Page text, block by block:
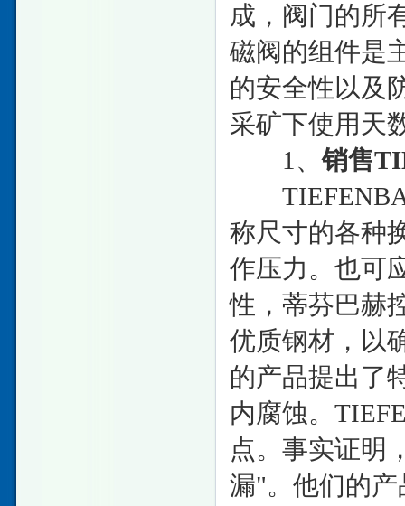
成，阀门的所
磁阀的组件是
的安全性以及
采矿下使用天
1、销售
称尺寸的各种
作压力。也可
性，蒂芬巴赫
优质钢材，以
的产品提出了
内腐蚀。
点。事实证明
漏"。他们的